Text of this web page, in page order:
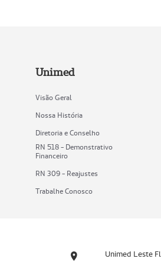
Unimed
Visão Geral
Nossa História
Diretoria e Conselho
RN 518 - Demonstrativo
Financeiro
RN 309 - Reajustes
Trabalhe Conosco
Unimed Leste